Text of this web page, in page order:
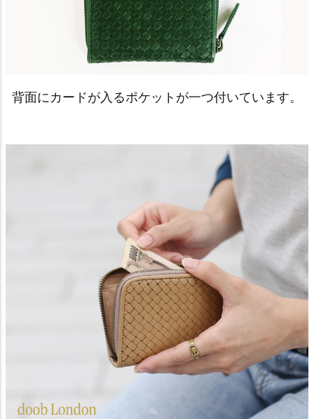
背面にカードが入るポケットが一つ付いています。